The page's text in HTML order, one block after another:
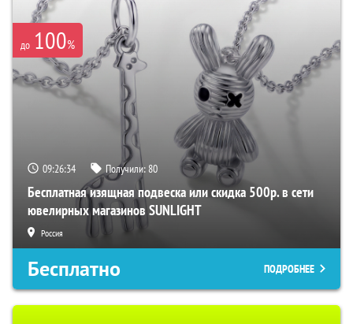
до 100%
09:26:33 Получили:80
Бесплатная изящная подвеска или скидка 500р. в сети
ювелирных магазинов SUNLIGHT
Россия
Бесплатно ПОДРОБНЕЕ